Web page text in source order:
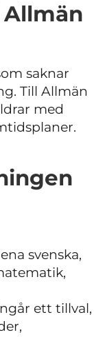
saknar
Till Allmän
med
svenska,
ett tillval,